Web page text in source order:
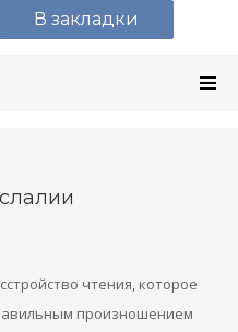
чтения, которое
произношением
В закладки